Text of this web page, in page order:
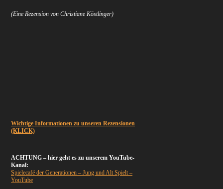
(Eine Rezension von Christiane Köstlinger)
Wichtige Informationen zu unseren Rezensionen
(KLICK)
ACHTUNG – hier geht es zu unserem YouTube-
Kanal:
Spielecafé der Generationen – Jung und Alt Spielt –
YouTube